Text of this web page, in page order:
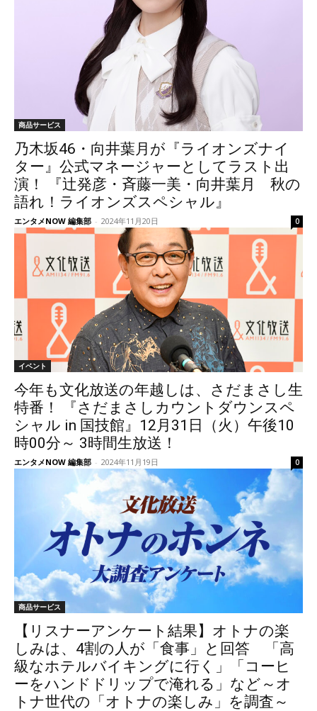
商品サービス
乃木坂46・向井葉月が『ライオンズナイ
ター』公式マネージャーとしてラスト出
演！ 『辻発彦・斉藤一美・向井葉月 秋の
語れ！ライオンズスペシャル』
エンタメNOW 編集部 - 2024年11月20日 0
イベント
今年も文化放送の年越しは、さだまさし生
特番！ 『さだまさしカウントダウンスペ
シャル in 国技館』12月31日（火）午後10
時00分～ 3時間生放送！
エンタメNOW 編集部 - 2024年11月19日 0
商品サービス
【リスナーアンケート結果】オトナの楽
しみは、4割の人が「食事」と回答 「高
級なホテルバイキングに行く」「コーヒ
ーをハンドドリップで淹れる」など～オ
トナ世代の「オトナの楽しみ」を調査～